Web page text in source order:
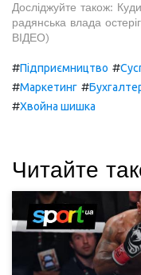
Досліджуйте також:
радянська влада
ВІДЕО)
#Підприємництво #
#Маркетинг #
#Хвойна шишка
Читайте